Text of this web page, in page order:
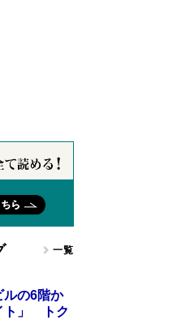
一覧
ルの6階か
ト」 トク